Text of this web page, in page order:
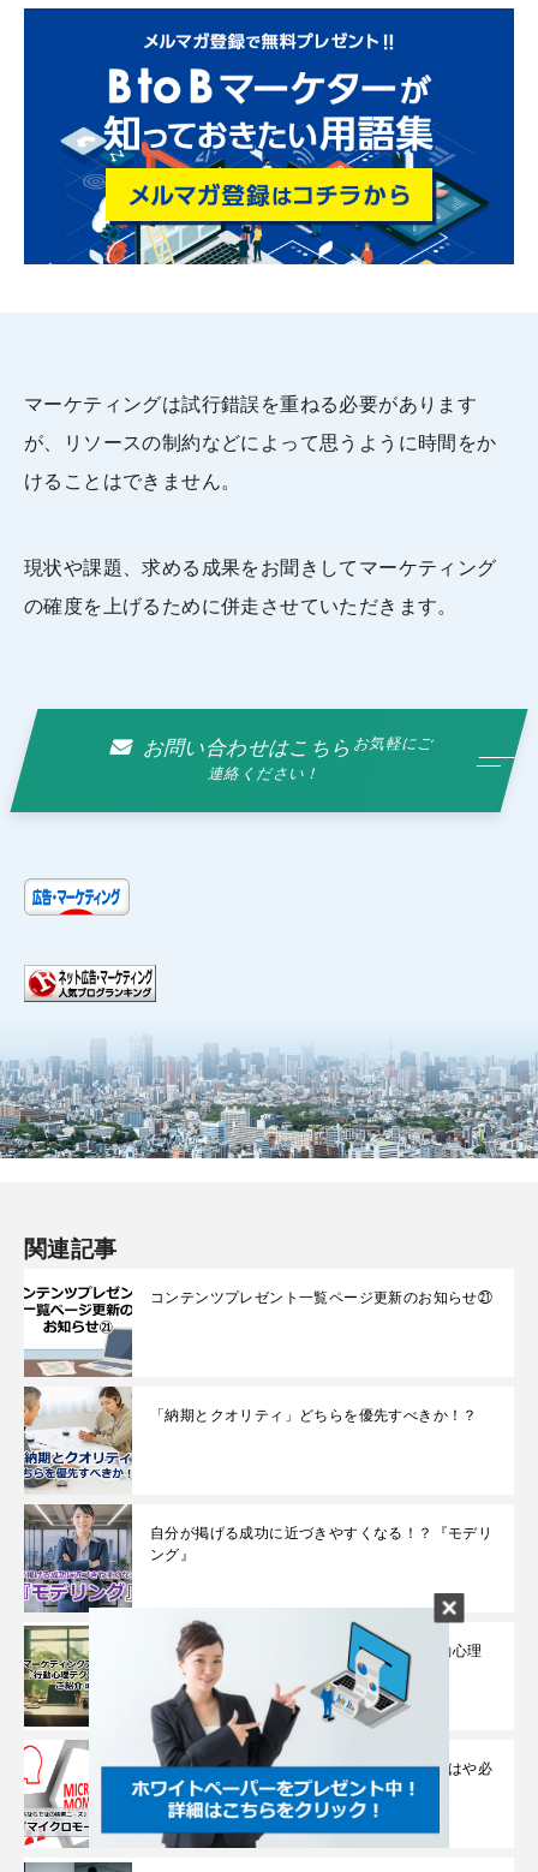
マーケティングは試行錯誤を重ねる必要があります
が、リソースの制約などによって思うように時間をか
けることはできません。
現状や課題、求める成果をお聞きしてマーケティング
の確度を上げるために併走させていただきます。
お問い合わせはこちらお気軽にご
連絡ください！
関連記事
コンテンツプレゼント一覧ページ更新のお知らせ㉑
「納期とクオリティ」どちらを優先すべきか！？
自分が掲げる成功に近づきやすくなる！？『モデリ
ング』
BtoBマーケティングアクションに効く『行動心理
テクニック』をご紹介⑧！
「スマホならではの検索ニーズ」の理解がもはや必
須！？『マイクロモーメント』